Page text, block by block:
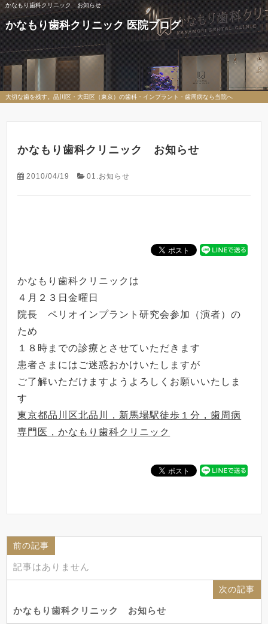
かなもり歯科クリニック お知らせ
かなもり歯科クリニック 医院ブログ
大切な歯を残す。品川区・大田区（東京）の歯科・インプラント・歯周病なら当院へ
かなもり歯科クリニック お知らせ
2010/04/19 01.お知らせ
かなもり歯科クリニックは
４月２３日金曜日
院長 ペリオインプラント研究会参加（演者）の
ため
１８時までの診療とさせていただきます
患者さまにはご迷惑おかけいたしますが
ご了解いただけますようよろしくお願いいたしま
す
東京都品川区北品川，新馬場駅徒歩１分，歯周病
専門医，かなもり歯科クリニック
前の記事
記事はありません
次の記事
かなもり歯科クリニック お知らせ